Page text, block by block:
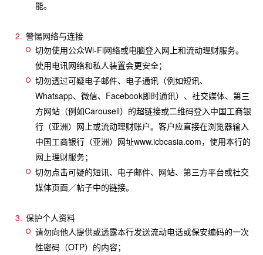
能。
警惕网络与连接
切勿使用公众Wi-Fi网络或电脑登入网上和流动理财服务。
使用电讯网络和私人装置会更安全；
切勿透过可疑电子邮件、电子通讯（例如短讯、
Whatsapp、微信、Facebook即时通讯）、社交媒体、第三
方网站（例如Carousell）的超链接或二维码登入中国工商银
行（亚洲）网上或流动理财账户。客户应直接在浏览器输入
中国工商银行（亚洲）网址www.icbcasia.com，使用本行的
网上理财服务；
切勿点击可疑的短讯、电子邮件、网站、第三方平台或社交
媒体页面／帖子中的链接。
保护个人资料
请勿向他人提供或透露本行发送流动电话或保安编码的一次
性密码（OTP）的内容；